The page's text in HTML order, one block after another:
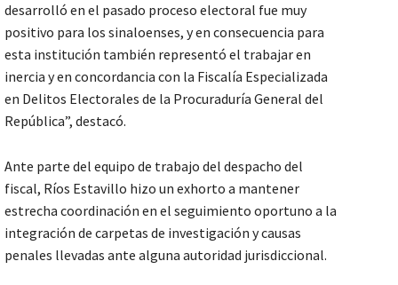
desarrolló en el pasado proceso electoral fue muy
positivo para los sinaloenses, y en consecuencia para
esta institución también representó el trabajar en
inercia y en concordancia con la Fiscalía Especializada
en Delitos Electorales de la Procuraduría General del
República”, destacó.
Ante parte del equipo de trabajo del despacho del
fiscal, Ríos Estavillo hizo un exhorto a mantener
estrecha coordinación en el seguimiento oportuno a la
integración de carpetas de investigación y causas
penales llevadas ante alguna autoridad jurisdiccional.